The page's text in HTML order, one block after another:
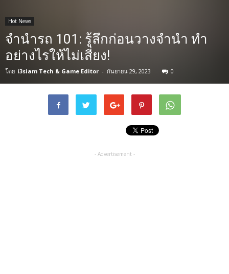
Hot News
จำนำรถ 101: รู้ลึกก่อนวางจำนำ ทำ
อย่างไรให้ไม่เสี่ยง!
โดย i3siam Tech & Game Editor - กันยายน 29, 2023 0
- Advertisement -